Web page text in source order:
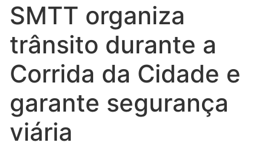
SMTT organiza
trânsito durante a
Corrida da Cidade e
garante segurança
viária